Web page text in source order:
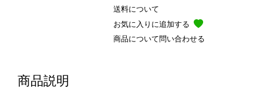
送料について
お気に入りに追加する
商品について問い合わせる
商品説明